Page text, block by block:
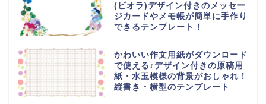
(ビオラ)デザイン付きのメッセー
ジカードやメモ帳が簡単に手作り
できるテンプレート！
かわいい作文用紙がダウンロード
で使える♪デザイン付きの原稿用
紙・水玉模様の背景がおしゃれ！
縦書き・横型のテンプレート